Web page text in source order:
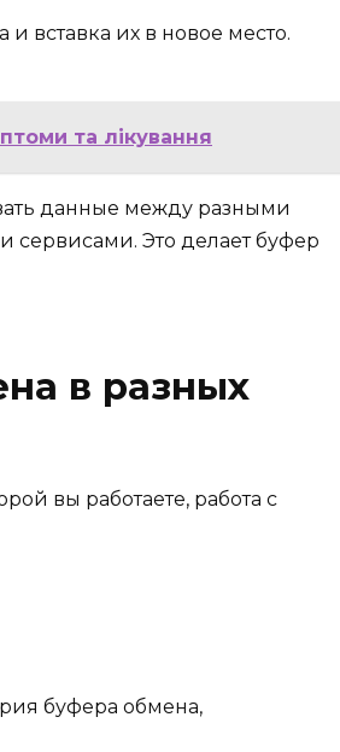
вставка их в новое место.
та лікування
данные между разными
сервисами. Это делает буфер
в разных
вы работаете, работа с
буфера обмена,